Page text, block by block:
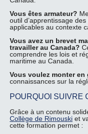
Vous êtes armateur?
outil d’apprentissage
applicables au contexte
Vous avez un brevet
travailler au Canada?
comprendre les lois et
maritime au Canada.
Vous voulez monter en
connaissances sur la
POURQUOI SUIVRE
Grâce à un contenu
Collège de Rimouski et
cette formation permet :